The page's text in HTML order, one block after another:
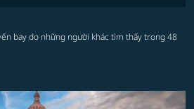
bay do những người khác tìm thấy trong 48